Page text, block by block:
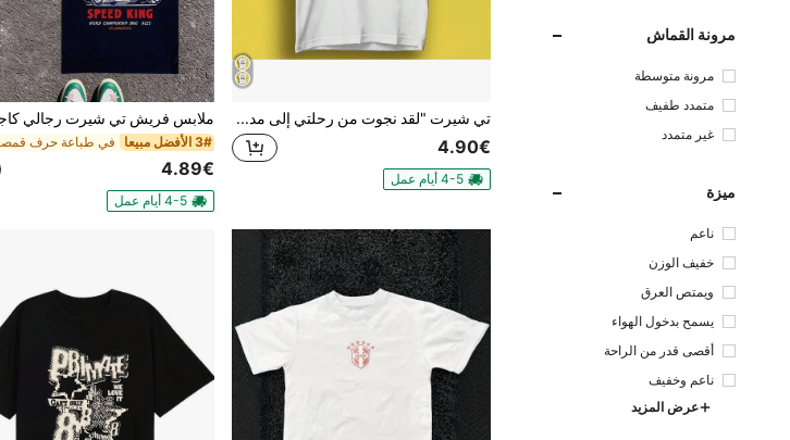
مرونة القماش
مرونة متوسطة
متمدد طفيف
غير متمدد
ميزة
ناعم
خفيف الوزن
ويمتص العرق
يسمح بدخول الهواء
أقصى قدر من الراحة
ناعم وخفيف
عرض المزيد
تي شيرت "لقد نجوت من رحلتي إلى مدينة نيويورك" هدية ميم تاكسي أصفر مدينة نيويورك تي شيرت مضحك أسلوب للجنسين لاعب أفلام كولت موسيقى P212
4.90€
4-5 أيام عمل
3# الأفضل مبيعا
4.89€
4-5 أيام عمل